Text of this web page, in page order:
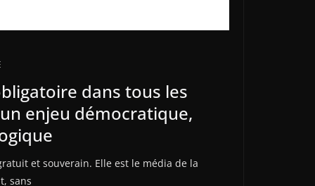
dans tous les
enjeu démocratique,
et souverain. Elle est le média de la
sans